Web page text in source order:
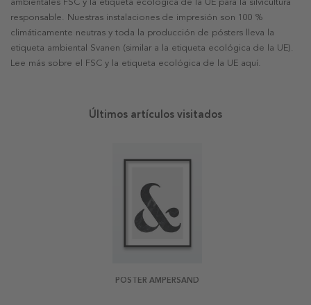
responsable. Nuestras instalaciones de impresión son 100 %
climáticamente neutras y toda la producción de pósters lleva la
etiqueta ambiental Svanen (similar a la etiqueta ecológica de la UE).
Lee más sobre el FSC y la etiqueta ecológica de la UE aquí.
Últimos artículos visitados
POSTER AMPERSAND